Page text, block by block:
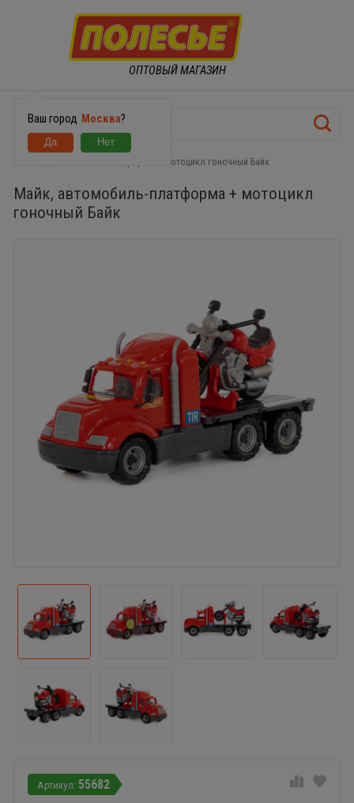
ОПТОВЫЙ МАГАЗИН
Ваш город Москва?
Майк, автомобиль-платформа + мотоцикл гоночный Байк
Майк, автомобиль-платформа + мотоцикл
гоночный Байк
55682